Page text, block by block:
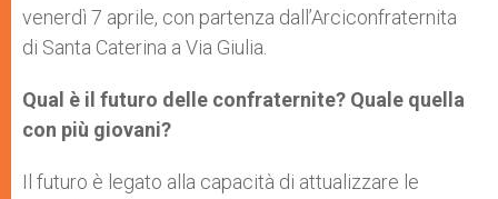
venerdì 7 aprile, con partenza dall’Arciconfraternita
di Santa Caterina a Via Giulia.
Qual è il futuro delle confraternite? Quale quella
con più giovani?
Il futuro è legato alla capacità di attualizzare le